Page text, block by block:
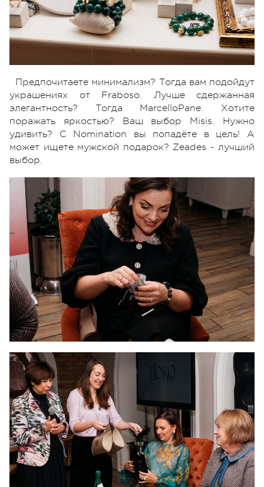
Предпочитаете минимализм? Тогда вам подойдут
украшениях от Fraboso. Лучше сдержанная
элегантность? Тогда MarcelloPane. Хотите
поражать яркостью? Ваш выбор Misis. Нужно
удивить? С Nomination вы попадёте в цель! А
может ищете мужской подарок? Zeades - лучший
выбор.